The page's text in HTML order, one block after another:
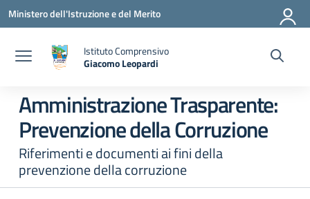
Vai ai contenuti
Vai al menu di navigazione
Vai al footer
Ministero dell'Istruzione e del Merito
Istituto Comprensivo
Giacomo Leopardi
Amministrazione Trasparente:
Prevenzione della Corruzione
Riferimenti e documenti ai fini della
prevenzione della corruzione